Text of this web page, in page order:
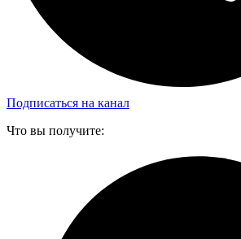
Подписаться на канал
Что вы получите: